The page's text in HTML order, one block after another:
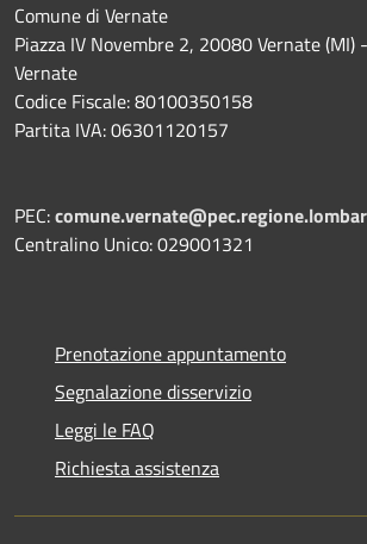
Comune di Vernate
Piazza IV Novembre 2, 20080 Vernate
Vernate
Codice Fiscale: 80100350158
Partita IVA: 06301120157
PEC:
Centralino Unico: 029001321
Prenotazione appuntamento
Segnalazione disservizio
Leggi le FAQ
Richiesta assistenza